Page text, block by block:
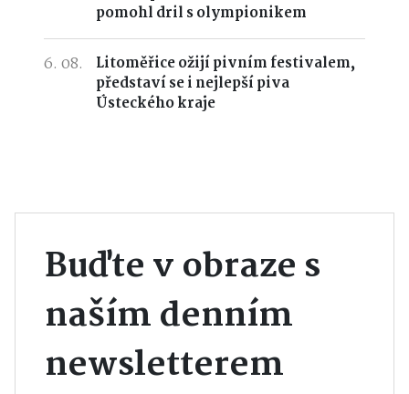
pomohl dril s olympionikem
6. 08.
Litoměřice ožijí pivním festivalem,
představí se i nejlepší piva
Ústeckého kraje
Buďte v obraze s
naším denním
newsletterem